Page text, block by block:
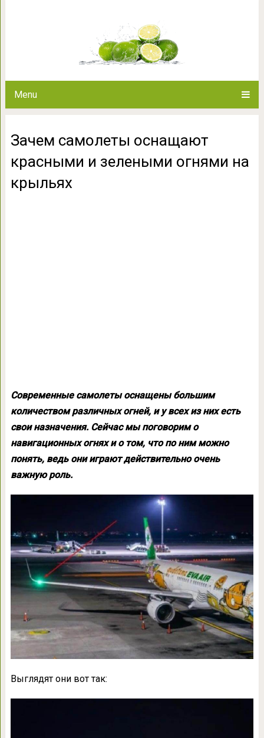
Menu
Зачем самолеты оснащают
красными и зелеными огнями на
крыльях
Современные самолеты оснащены большим
количеством различных огней, и у всех из них есть
свои назначения. Сейчас мы поговорим о
навигационных огнях и о том, что по ним можно
понять, ведь они играют действительно очень
важную роль.
Выглядят они вот так: